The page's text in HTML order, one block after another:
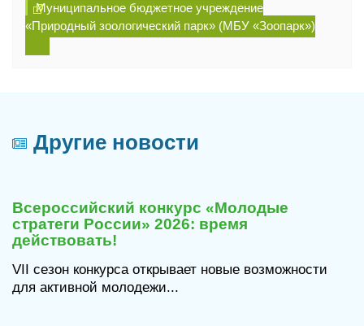
Муниципальное бюджетное учреждение
«Природный зоологический парк» (МБУ «Зоопарк»)
Другие новости
Всероссийский конкурс «Молодые
стратеги России» 2026: время
действовать!
VII сезон конкурса открывает новые возможности
для активной молодежи...